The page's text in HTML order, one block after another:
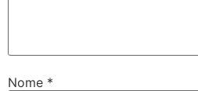
Nome *